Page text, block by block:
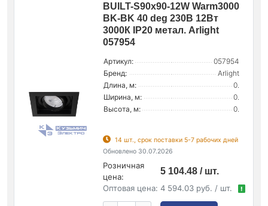
BUILT-S90x90-12W Warm3000
BK-BK 40 deg 230В 12Вт
3000К IP20 метал. Arlight
057954
Артикул:
057954
Бренд:
Arlight
Длина, м:
0.
Ширина, м:
0.
Высота, м:
0.
14 шт., срок поставки 5-7 рабочих дней
Обновлено 30.07.2026
Розничная
цена:
5 104.48 / шт.
Оптовая цена: 4 594.03 руб. / шт. !